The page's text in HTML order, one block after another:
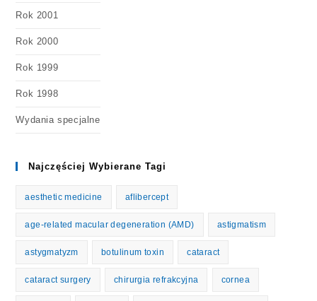
Rok 2001
Rok 2000
Rok 1999
Rok 1998
Wydania specjalne
Najczęściej Wybierane Tagi
aesthetic medicine aflibercept
age-related macular degeneration (AMD) astigmatism
astygmatyzm botulinum toxin cataract
cataract surgery chirurgia refrakcyjna cornea